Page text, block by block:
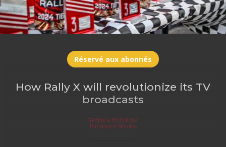
Réservé aux abonnés
How Rally X will revolutionize its TV
broadcasts
Rédigé le 22/11/2024
Dubernard Nicolas